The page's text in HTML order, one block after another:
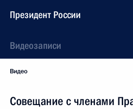
Президент России
Видеозаписи
Видео
Совещание с членами